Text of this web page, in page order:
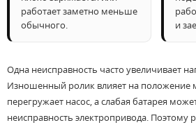
работает заметно меньше
обычного.
и
Одна неисправность часто увеличивает
Изношенный ролик влияет на положение
перегружает насос, а слабая батарея
неисправность электропривода. Поэтому